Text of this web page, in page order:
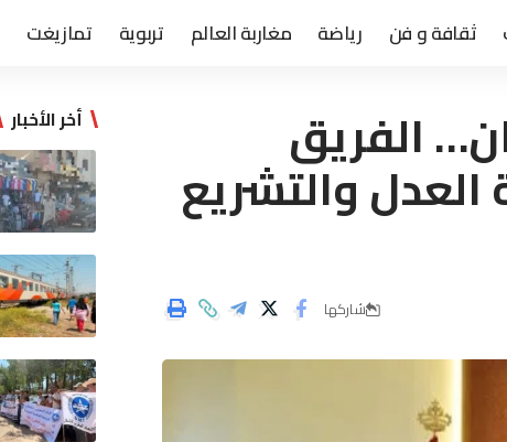
ثقافة و فن رياضة مغاربة العالم تربوية تمازيغت
الفريق
والتشريع
شاركها
أخر الأخبار